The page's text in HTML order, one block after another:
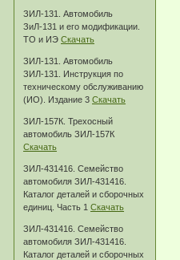
ЗИЛ-131. Автомобиль
ЗиЛ-131 и его модификации.
ТО и ИЭСкачать
ЗИЛ-131. Автомобиль
ЗИЛ-131. Инструкция по
техническому обслуживанию
(ИО). Издание 3Скачать
ЗИЛ-157К. Трехосный
автомобиль ЗИЛ-157К
Скачать
ЗИЛ-431416. Семейство
автомобиля ЗИЛ-431416.
Каталог деталей и сборочных
единиц. Часть 1Скачать
ЗИЛ-431416. Семейство
автомобиля ЗИЛ-431416.
Каталог деталей и сборочных